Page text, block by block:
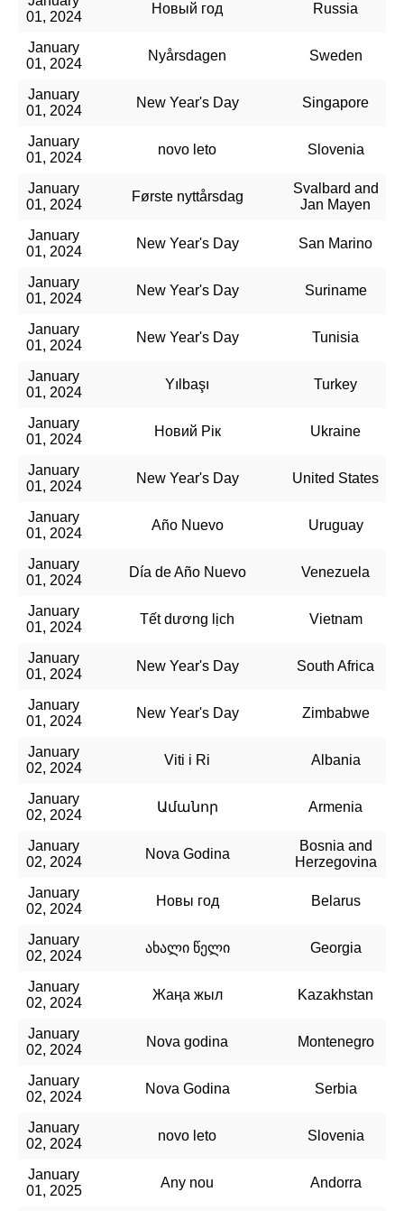
01, 2024
Новый год Russia
January
01, 2024
Nyårsdagen Sweden
January
01, 2024
New Year's Day Singapore
January
01, 2024
novo leto Slovenia
January
01, 2024
Første nyttårsdag
Svalbard and
Jan Mayen
January
01, 2024
New Year's Day San Marino
January
01, 2024
New Year's Day Suriname
January
01, 2024
New Year's Day Tunisia
January
01, 2024
Yılbaşı Turkey
January
01, 2024
Новий Рік Ukraine
January
01, 2024
New Year's Day United States
January
01, 2024
Año Nuevo Uruguay
January
01, 2024
Día de Año Nuevo Venezuela
January
01, 2024
Tết dương lịch Vietnam
January
01, 2024
New Year's Day South Africa
January
01, 2024
New Year's Day Zimbabwe
January
02, 2024
Viti i Ri Albania
January
02, 2024
Ամանոր Armenia
January
02, 2024
Nova Godina
Bosnia and
Herzegovina
January
02, 2024
Новы год Belarus
January
02, 2024
ახალი წელი Georgia
January
02, 2024
Жаңа жыл Kazakhstan
January
02, 2024
Nova godina Montenegro
January
02, 2024
Nova Godina Serbia
January
02, 2024
novo leto Slovenia
January
01, 2025
Any nou Andorra